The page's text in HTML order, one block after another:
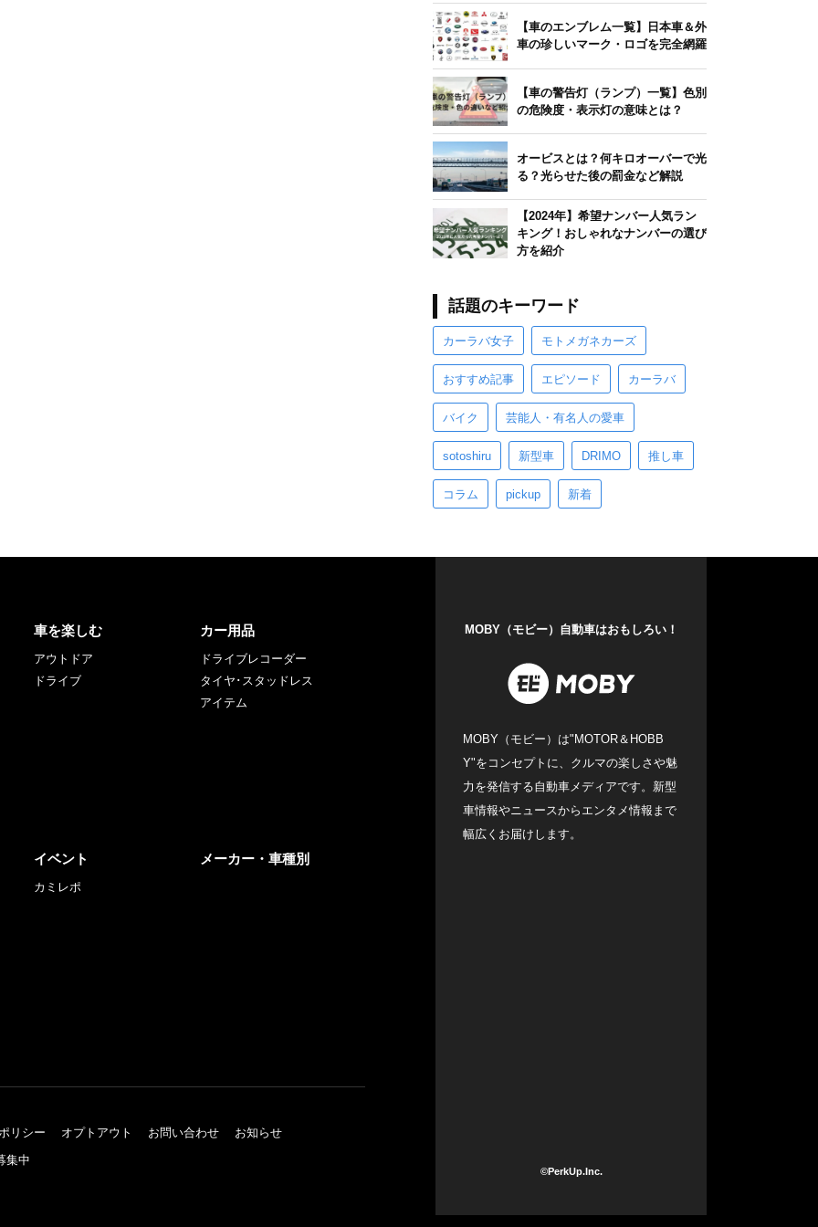
【車のエンブレム一覧】日本車＆外
車の珍しいマーク・ロゴを完全網羅
【車の警告灯（ランプ）一覧】色別
の危険度・表示灯の意味とは？
オービスとは？何キロオーバーで光
る？光らせた後の罰金など解説
【2024年】希望ナンバー人気ラン
キング！おしゃれなナンバーの選び
方を紹介
話題のキーワード
カーラバ女子 モトメガネカーズ
おすすめ記事 エピソード カーラバ
バイク 芸能人・有名人の愛車
sotoshiru 新型車 DRIMO 推し車
コラム pickup 新着
車を楽しむ
アウトドア
ドライブ
カー用品
ドライブレコーダー
タイヤ･スタッドレス
アイテム
イベント
カミレポ
メーカー・車種別
リシー オプトアウト お問い合わせ
お知らせ
集中
MOBY（モビー）自動車はおもしろい！
MOBY（モビー）は"MOTOR＆HOBB
Y"をコンセプトに、クルマの楽しさや魅
力を発信する自動車メディアです。新型
車情報やニュースからエンタメ情報まで
幅広くお届けします。
©PerkUp.Inc.